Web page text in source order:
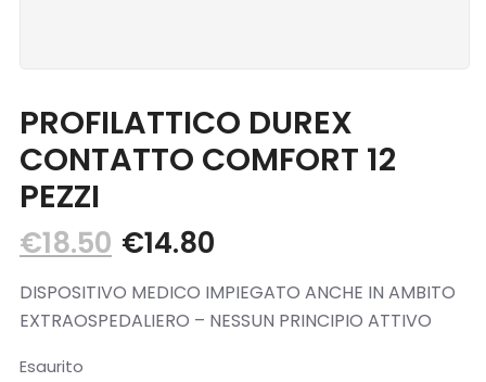
PROFILATTICO DUREX
CONTATTO COMFORT 12
PEZZI
€18.50 €14.80
DISPOSITIVO MEDICO IMPIEGATO ANCHE IN AMBITO
EXTRAOSPEDALIERO – NESSUN PRINCIPIO ATTIVO
Esaurito